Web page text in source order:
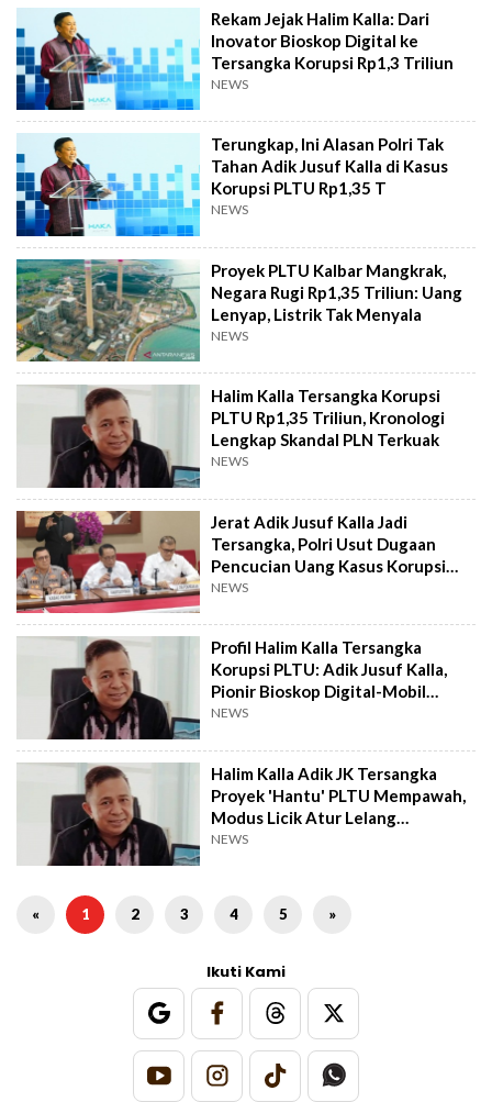
Rekam Jejak Halim Kalla: Dari
Inovator Bioskop Digital ke
Tersangka Korupsi Rp1,3 Triliun
NEWS
Terungkap, Ini Alasan Polri Tak
Tahan Adik Jusuf Kalla di Kasus
Korupsi PLTU Rp1,35 T
NEWS
Proyek PLTU Kalbar Mangkrak,
Negara Rugi Rp1,35 Triliun: Uang
Lenyap, Listrik Tak Menyala
NEWS
Halim Kalla Tersangka Korupsi
PLTU Rp1,35 Triliun, Kronologi
Lengkap Skandal PLN Terkuak
NEWS
Jerat Adik Jusuf Kalla Jadi
Tersangka, Polri Usut Dugaan
Pencucian Uang Kasus Korupsi
PLTU 1 Kalbar
NEWS
Profil Halim Kalla Tersangka
Korupsi PLTU: Adik Jusuf Kalla,
Pionir Bioskop Digital-Mobil
Listrik
NEWS
Halim Kalla Adik JK Tersangka
Proyek 'Hantu' PLTU Mempawah,
Modus Licik Atur Lelang
Terbongkar
NEWS
« 1 2 3 4 5 »
Ikuti Kami